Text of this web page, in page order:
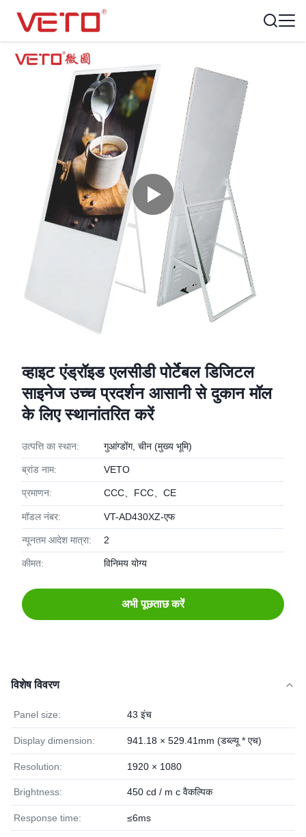
व्हाइट एंड्रॉइड एलसीडी पोर्टेबल डिजिटल
साइनेज उच्च प्रदर्शन आसानी से दुकान मॉल
के लिए स्थानांतरित करें
उत्पत्ति का स्थान: गुआंग्डोंग, चीन (मुख्य भूमि)
ब्रांड नाम: VETO
प्रमाणन: CCC、FCC、CE
मॉडल नंबर: VT-AD430XZ-एफ
न्यूनतम आदेश मात्रा: 2
कीमत: विनिमय योग्य
अभी पूछताछ करें
विशेष विवरण
Panel size: 43 इंच
Display dimension: 941.18 × 529.41mm (डब्ल्यू * एच)
Resolution: 1920 × 1080
Brightness: 450 cd / m c वैकल्पिक
Response time: ≤6ms